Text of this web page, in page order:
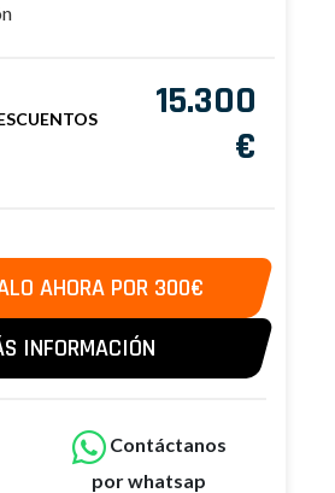
15.300
€
AHORA POR 300€
INFORMACIÓN
Contáctanos
por whatsap